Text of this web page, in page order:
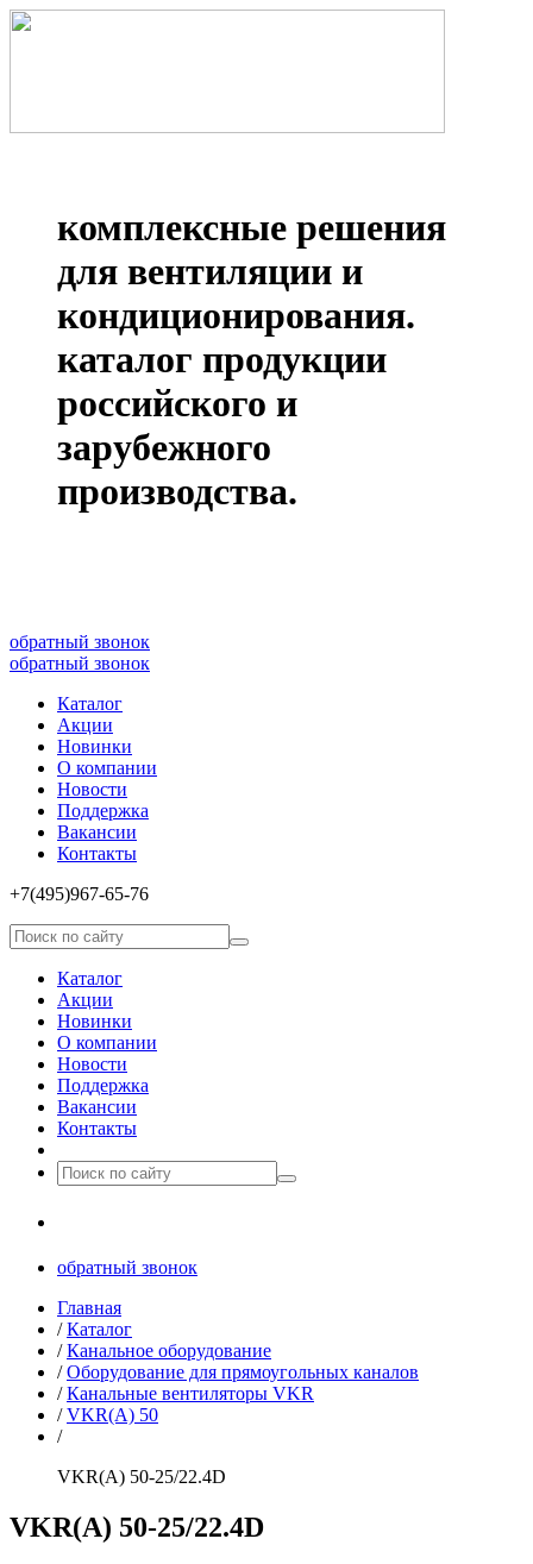
комплексные решения
для вентиляции и
кондиционирования.
каталог продукции
российского и
зарубежного
производства.
обратный звонок
обратный звонок
Каталог
Акции
Новинки
О компании
Новости
Поддержка
Вакансии
Контакты
+7(495)967­-65­-76
Каталог
Акции
Новинки
О компании
Новости
Поддержка
Вакансии
Контакты
обратный звонок
Главная
/Каталог
/Канальное оборудование
/Оборудование для прямоугольных каналов
/Канальные вентиляторы VKR
/VKR(A) 50
/
VKR(A) 50-25/22.4D
VKR(A) 50-25/22.4D